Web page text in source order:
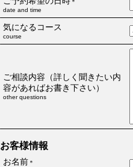
＊
date and time
気になるコース
course
ご相談内容（詳しく聞きたい内
容があればお書き下さい）
other questions
お客様情報
お名前 ＊